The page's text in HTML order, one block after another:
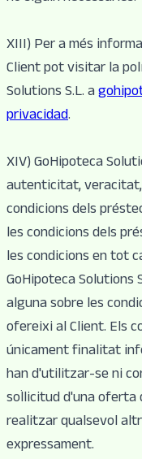
XIII) Per a més
Client pot visitar la
Solutions S.L. a
privacidad.
XIV) GoHipoteca
autenticitat,
condicions dels
les condicions dels
les condicions en tot
GoHipoteca
alguna sobre les
ofereixi al Client. Els
únicament finalitat
han d'utilitzar-se ni
sol·licitud d'una
realitzar qualsevol
expressament.